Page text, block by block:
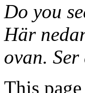
Do you
Här
ovan.
This page